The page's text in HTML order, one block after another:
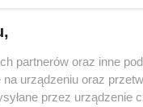
na postaci:
partnerów oraz inne
urządzeniu oraz
przez urządzenie